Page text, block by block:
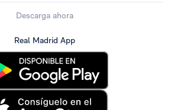
Descarga ahora
Real Madrid App